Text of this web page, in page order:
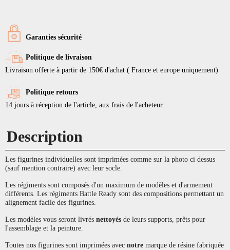
Garanties sécurité
Politique de livraison
Livraison offerte à partir de 150€ d'achat ( France et europe uniquement)
Politique retours
14 jours à réception de l'article, aux frais de l'acheteur.
Description
Les figurines individuelles sont imprimées comme sur la photo ci dessus
(sauf mention contraire) avec leur socle.
Les régiments sont composés d'un maximum de modèles et d'armement
différents. Les régiments Battle Ready sont des compositions permettant un
alignement facile des figurines.
Les modèles vous seront livrés nettoyés de leurs supports, prêts pour
l'assemblage et la peinture.
Toutes nos figurines sont imprimées avec notre marque de résine fabriquée